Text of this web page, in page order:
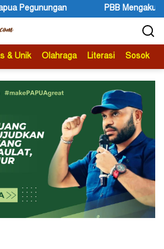
PBB Mengakui Kedaulatan Negara Maluku
& Unik Olahraga Literasi Sosok